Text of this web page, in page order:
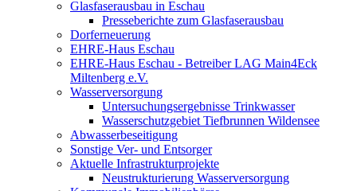
Glasfaserausbau in Eschau
Presseberichte zum Glasfaserausbau
Dorferneuerung
EHRE-Haus Eschau
EHRE-Haus Eschau - Betreiber LAG Main4Eck
Miltenberg e.V.
Wasserversorgung
Untersuchungsergebnisse Trinkwasser
Wasserschutzgebiet Tiefbrunnen Wildensee
Abwasserbeseitigung
Sonstige Ver- und Entsorger
Aktuelle Infrastrukturprojekte
Neustrukturierung Wasserversorgung